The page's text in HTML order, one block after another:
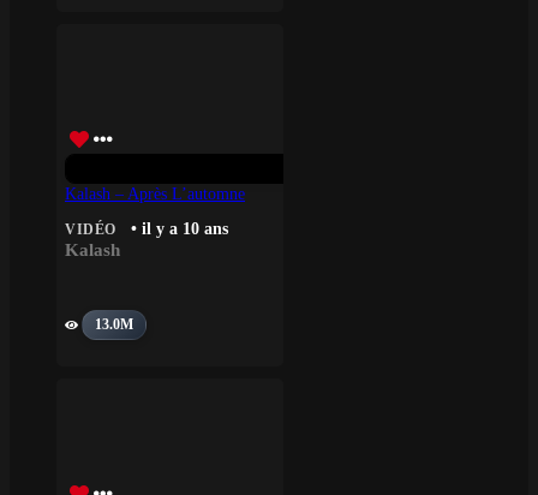
Kalash – Après L’automne
VIDÉO • il y a 10 ans
Kalash
13.0M